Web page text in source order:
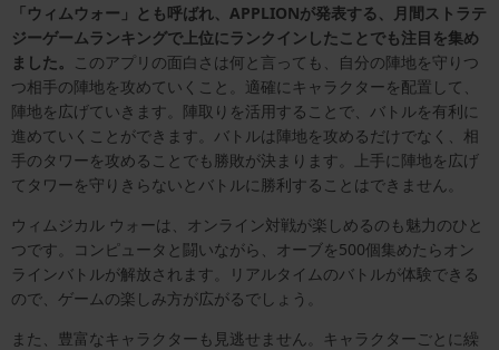
「ウィムウォー」とも呼ばれ、 APPLIONが発表する、月間ストラテ
ジーゲームランキングで上位にランクインしたことでも注目を集め
ました。 このアプリの面白さは何と言っても、自分の陣地を守りつ
つ相手の陣地を攻めていくこと。適確にキャラクターを配置して、
陣地を広げていきます。陣取りを活用することで、バトルを有利に
進めていくことができます。バトルは陣地を攻めるだけでなく、相
手のタワーを攻めることでも勝敗が決まります。上手に陣地を広げ
てタワーを守りきらないとバトルに勝利することはできません。
ウィムジカル ウォーは、オンライン対戦が楽しめるのも魅力のひと
つです。コンピュータと闘いながら、オーブを500個集めたらオン
ラインバトルが解放されます。リアルタイムのバトルが体験できる
ので、ゲームの楽しみ方が広がるでしょう。
また、豊富なキャラクターも見逃せません。キャラクターごとに繰